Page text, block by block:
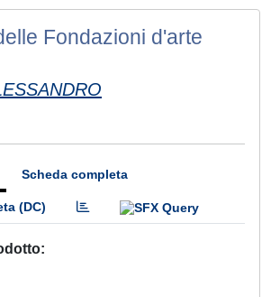
Fondazioni d'arte
Scheda completa
(DC)